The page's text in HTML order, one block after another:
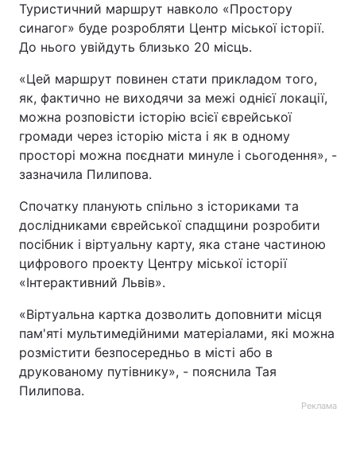
Туристичний маршрут навколо «Простору
синагог» буде розробляти Центр міської історії.
До нього увійдуть близько 20 місць.
«Цей маршрут повинен стати прикладом того,
як, фактично не виходячи за межі однієї локації,
можна розповісти історію всієї єврейської
громади через історію міста і як в одному
просторі можна поєднати минуле і сьогодення», -
зазначила Пилипова.
Спочатку планують спільно з істориками та
дослідниками єврейської спадщини розробити
посібник і віртуальну карту, яка стане частиною
цифрового проекту Центру міської історії
«Інтерактивний Львів».
«Віртуальна картка дозволить доповнити місця
пам'яті мультимедійними матеріалами, які можна
розмістити безпосередньо в місті або в
друкованому путівнику», - пояснила Тая
Пилипова.
Реклама